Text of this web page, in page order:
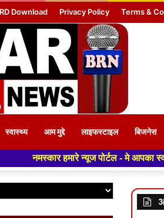
Download Privacy Policy Terms &
स्वास्थ्य आम मुद्दे लाइफस्टाइल बिजनेस
- मे आपका स्वागत हैं ,यहाँ आपको हमेशा